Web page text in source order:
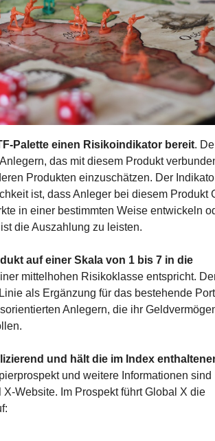
Palette einen Risikoindikator bereit.
das mit diesem Produkt
Produkten einzuschätzen. Der
ist, dass Anleger bei diesem Produkt
in einer bestimmten Weise entwickeln
die Auszahlung zu leisten.
auf einer Skala von 1 bis 7 in die
mittelhohen Risikoklasse entspricht.
als Ergänzung für das bestehende
Anlegern, die ihr
und hält die im Index
und weitere Informationen sind
Website. Im Prospekt führt Global X die